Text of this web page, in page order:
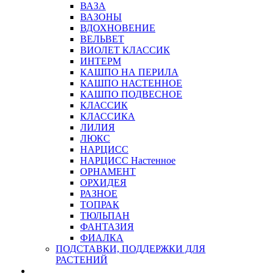
ВАЗА
ВАЗОНЫ
ВДОХНОВЕНИЕ
ВЕЛЬВЕТ
ВИОЛЕТ КЛАССИК
ИНТЕРМ
КАШПО НА ПЕРИЛА
КАШПО НАСТЕННОЕ
КАШПО ПОДВЕСНОЕ
КЛАССИК
КЛАССИКА
ЛИЛИЯ
ЛЮКС
НАРЦИСС
НАРЦИСС Настенное
ОРНАМЕНТ
ОРХИДЕЯ
РАЗНОЕ
ТОПРАК
ТЮЛЬПАН
ФАНТАЗИЯ
ФИАЛКА
ПОДСТАВКИ, ПОДДЕРЖКИ ДЛЯ
РАСТЕНИЙ